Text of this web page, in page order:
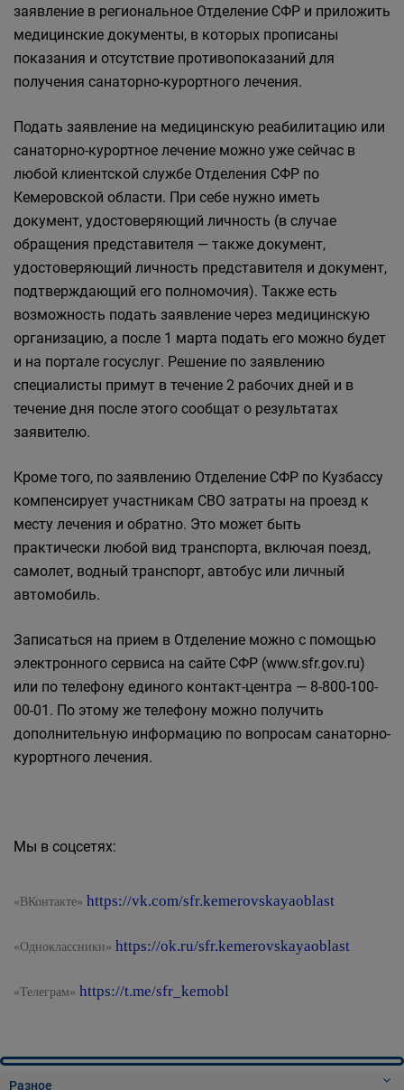
заявление в региональное Отделение СФР и приложить
медицинские документы, в которых прописаны
показания и отсутствие противопоказаний для
получения санаторно-курортного лечения.
Подать заявление на медицинскую реабилитацию или
санаторно-курортное лечение можно уже сейчас в
любой клиентской службе Отделения СФР по
Кемеровской области. При себе нужно иметь
документ, удостоверяющий личность (в случае
обращения представителя — также документ,
удостоверяющий личность представителя и документ,
подтверждающий его полномочия). Также есть
возможность подать заявление через медицинскую
организацию, а после 1 марта подать его можно будет
и на портале госуслуг. Решение по заявлению
специалисты примут в течение 2 рабочих дней и в
течение дня после этого сообщат о результатах
заявителю.
Кроме того, по заявлению Отделение СФР по Кузбассу
компенсирует участникам СВО затраты на проезд к
месту лечения и обратно. Это может быть
практически любой вид транспорта, включая поезд,
самолет, водный транспорт, автобус или личный
автомобиль.
Записаться на прием в Отделение можно с помощью
электронного сервиса на сайте СФР (www.sfr.gov.ru)
или по телефону единого контакт-центра — 8-800-100-
00-01. По этому же телефону можно получить
дополнительную информацию по вопросам санаторно-
курортного лечения.
Мы в соцсетях:
«ВКонтакте» https://vk.com/sfr.kemerovskayaoblast
«Одноклассники» https://ok.ru/sfr.kemerovskayaoblast
«Телеграм» https://t.me/sfr_kemobl
Разное